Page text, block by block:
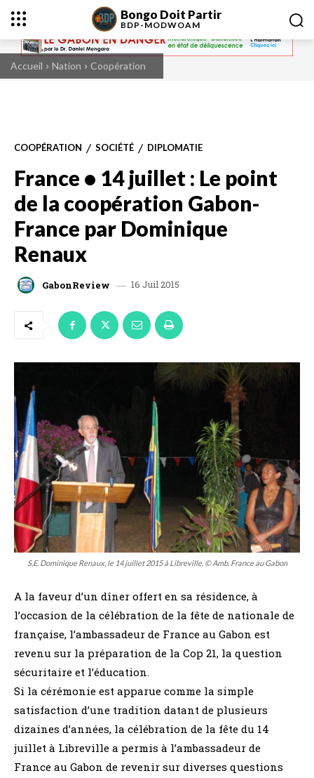
Bongo Doit Partir
BDP-MODWOAM
Accueil Nation Coopération
COOPÉRATION SOCIÉTÉ DIPLOMATIE
France • 14 juillet : Le point
de la coopération Gabon-
France par Dominique
Renaux
GabonReview 16 Juil 2015
S.E. Dominique Renaux, le 14 juillet 2015 à Libreville. © Amb. France au Gabon
A la faveur d’un dîner offert en sa résidence, à
l’occasion de la célébration de la fête de nationale de
française, l’ambassadeur de France au Gabon est
revenu sur la préparation de la Cop 21, la question
sécuritaire et l’éducation.
Si la cérémonie est apparue comme la simple
satisfaction d’une tradition datant de plusieurs
dizaines d’années, la célébration de la fête du 14
juillet à Libreville a permis à l’ambassadeur de
France au Gabon de revenir sur diverses questions